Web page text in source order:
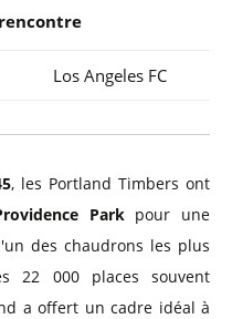
Los Angeles FC
, les Portland Timbers ont
Parkpour une
des chaudrons les plus
22 000 places souvent
a offert un cadre idéal à